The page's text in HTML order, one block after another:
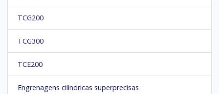
TCG200
TCG300
TCE200
Engrenagens cilíndricas superprecisas